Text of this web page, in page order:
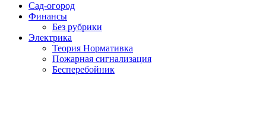
Сад-огород
Финансы
Без рубрики
Электрика
Теория Нормативка
Пожарная сигнализация
Бесперебойник